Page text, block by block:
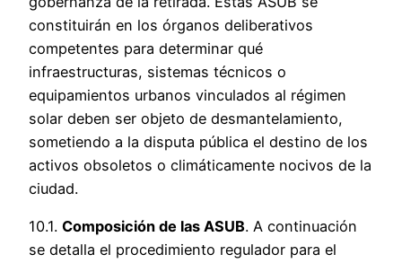
constituirán en los órganos deliberativos
competentes para determinar qué
infraestructuras, sistemas técnicos o
equipamientos urbanos vinculados al régimen
solar deben ser objeto de desmantelamiento,
sometiendo a la disputa pública el destino de los
activos obsoletos o climáticamente nocivos de la
ciudad.
10.1. Composición de las ASUB. A continuación
se detalla el procedimiento regulador para el